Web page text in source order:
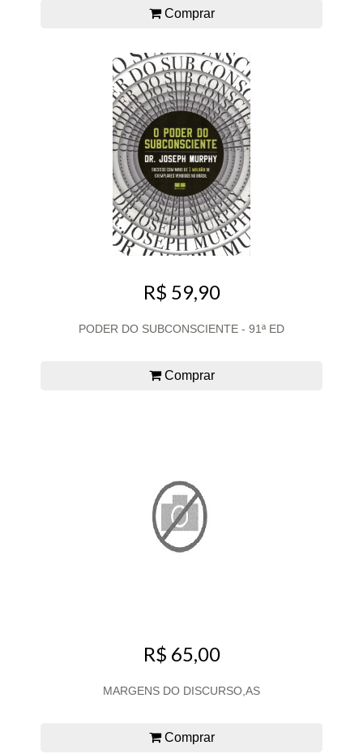
Comprar
R$ 59,90
PODER DO SUBCONSCIENTE - 91ª ED
Comprar
R$ 65,00
MARGENS DO DISCURSO,AS
Comprar